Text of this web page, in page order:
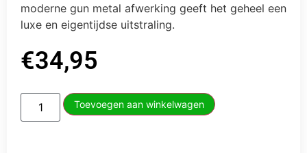
moderne gun metal afwerking geeft het geheel een
luxe en eigentijdse uitstraling.
€34,95
Toevoegen aan winkelwagen